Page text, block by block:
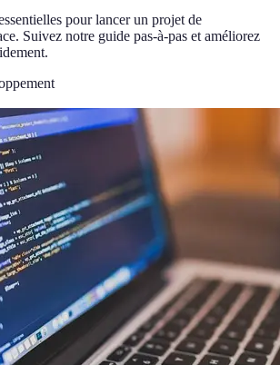
pour lancer un projet de
Suivez notre guide pas-à-pas et améliorez